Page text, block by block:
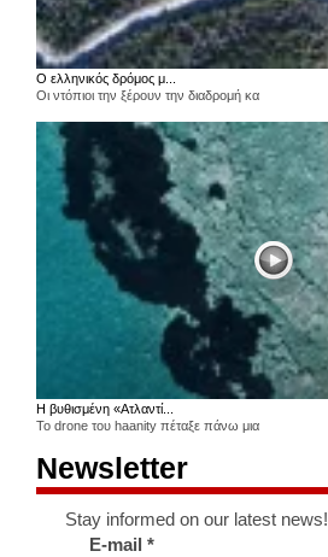
Ο ελληνικός δρόμος μ...
Οι ντόπιοι την ξέρουν την διαδρομή κα
Η βυθισμένη «Ατλαντί...
Το drone του haanity πέταξε πάνω μια
Newsletter
Stay informed on our latest news!
E-mail*